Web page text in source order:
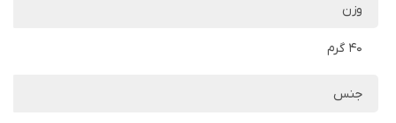
وزن
40 گرم
جنس